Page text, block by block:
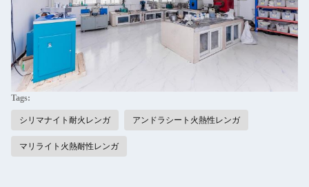
Tags:
シリマナイト耐火レンガ アンドラシート火熱性レンガ
マリライト火熱耐性レンガ